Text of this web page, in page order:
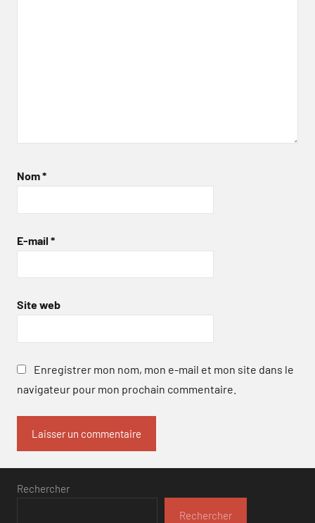
Nom*
E-mail *
Site web
Enregistrer mon nom, mon e-mail et mon site dans le
navigateur pour mon prochain commentaire.
Rechercher
Rechercher